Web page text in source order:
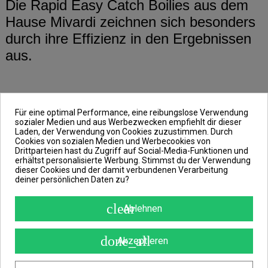
Die Rapid Easy Catch Boilies aus dem
Hause Mivardi zeichnen sich besonders
durch ihre Effizienz in den Ergebnissen
aus.
ihrer ausgewogenen Mischung und
langsamer, aber kontinuierlicher
Löslichkeit.
Sorte: Knoblauch & Chilli
Knoblauch ist eine der effektivsten
Ködersorten der 1ten Generation, die
seit ihrer Einführung Unmengen an
Für eine optimal Performance, eine reibungslose Verwendung
sozialer Medien und aus Werbezwecken empfiehlt dir dieser
Laden, der Verwendung von Cookies zuzustimmen. Durch
Cookies von sozialen Medien und Werbecookies von
Drittparteien hast du Zugriff auf Social-Media-Funktionen und
erhältst personalisierte Werbung. Stimmst du der Verwendung
dieser Cookies und der damit verbundenen Verarbeitung
deiner persönlichen Daten zu?
clearAblehnen
done_all
Akzeptieren